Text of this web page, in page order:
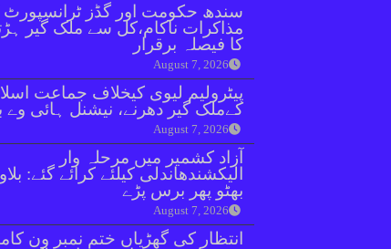
سندھ حکومت اور گڈز ٹرانسپورٹ
مذاکرات ناکام،کل سے ملک گیر
کا فیصلہ برقرار
August 7, 2026
پیٹرولیم لیوی کیخلاف جماعت
کےملک گیر دھرنے، نیشنل ہائی وے
August 7, 2026
آزاد کشمیر میں مرحلہ وار
الیکشندھاندلی کیلئے کرائے گئے:
بھٹو پھر برس پڑے
August 7, 2026
انتظار کی گھڑیاں ختم نمبر ون